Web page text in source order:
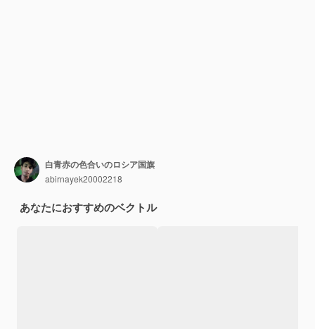
白青赤の色合いのロシア国旗
abirnayek20002218
あなたにおすすめのベクトル